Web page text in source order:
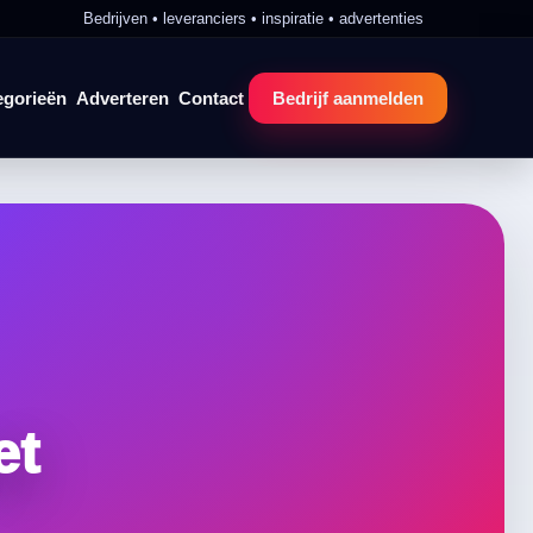
Bedrijven • leveranciers • inspiratie • advertenties
Adverteren Contact Bedrijf aanmelden